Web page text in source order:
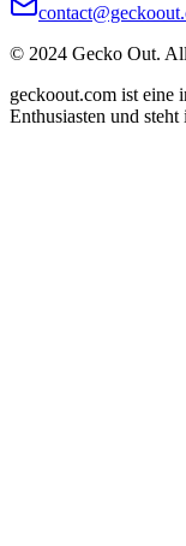
© 2024 Gecko Out.
geckoout.com ist eine
Enthusiasten und